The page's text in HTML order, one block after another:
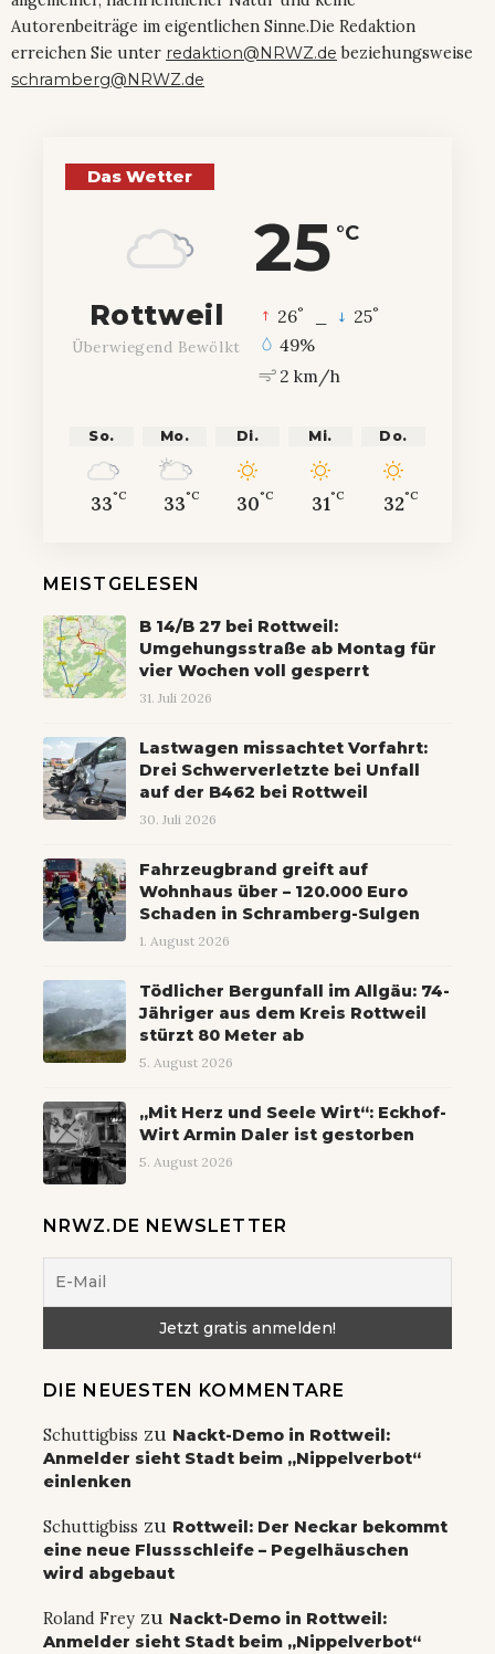
Autorenbeiträge im eigentlichen Sinne.Die Redaktion
erreichen Sie unter redaktion@NRWZ.de beziehungsweise
schramberg@NRWZ.de
Das Wetter
25 °C
Rottweil
Überwiegend Bewölkt
26° 25°
49%
2 km/h
So.
33°C
Mo.
33°C
Di.
30°C
Mi.
31°C
Do.
32°C
MEISTGELESEN
B 14/B 27 bei Rottweil:
Umgehungsstraße ab Montag für
vier Wochen voll gesperrt
31. Juli 2026
Lastwagen missachtet Vorfahrt:
Drei Schwerverletzte bei Unfall
auf der B462 bei Rottweil
30. Juli 2026
Fahrzeugbrand greift auf
Wohnhaus über – 120.000 Euro
Schaden in Schramberg-Sulgen
1. August 2026
Tödlicher Bergunfall im Allgäu: 74-
Jähriger aus dem Kreis Rottweil
stürzt 80 Meter ab
5. August 2026
„Mit Herz und Seele Wirt“: Eckhof-
Wirt Armin Daler ist gestorben
5. August 2026
NRWZ.DE NEWSLETTER
DIE NEUESTEN KOMMENTARE
Schuttigbiss zu Nackt-Demo in Rottweil:
Anmelder sieht Stadt beim „Nippelverbot“
einlenken
Schuttigbiss zu Rottweil: Der Neckar bekommt
eine neue Flussschleife – Pegelhäuschen
wird abgebaut
Roland Frey zu Nackt-Demo in Rottweil:
Anmelder sieht Stadt beim „Nippelverbot“